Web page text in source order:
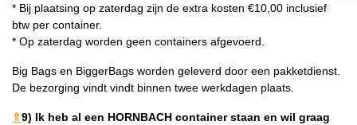
* Bij plaatsing op zaterdag zijn de extra kosten €10,00 inclusief
btw per container.
* Op zaterdag worden geen containers afgevoerd.
Big Bags en BiggerBags worden geleverd door een pakketdienst.
De bezorging vindt vindt binnen twee werkdagen plaats.
⇑9) Ik heb al een HORNBACH container staan en wil graag